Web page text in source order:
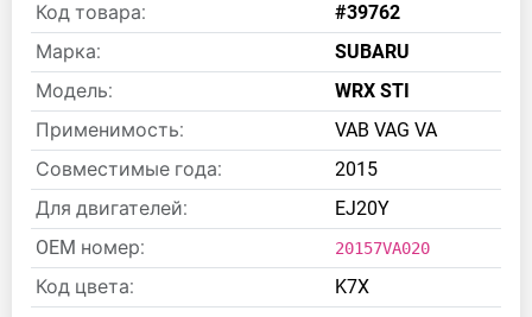
Код товара:
#39762
Марка:
SUBARU
Модель:
WRX STI
Применимость:
VAB VAG VA
Совместимые года:
2015
Для двигателей:
EJ20Y
OEM номер:
20157VA020
Код цвета: K7X